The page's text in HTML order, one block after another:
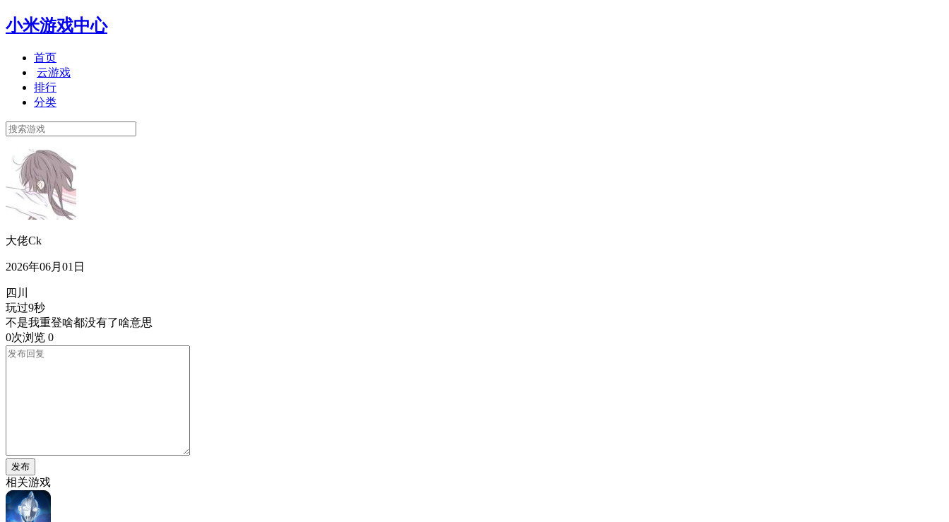
小米游戏中心
首页
云游戏
排行
分类
大佬Ck
2026年06月01日
四川
玩过9秒
不是我重登啥都没有了啥意思
0次浏览 0
发布
相关游戏